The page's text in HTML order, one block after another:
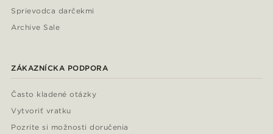
Sprievodca darčekmi
Archive Sale
ZÁKAZNÍCKA PODPORA
Často kladené otázky
Vytvoriť vratku
Pozrite si možnosti doručenia